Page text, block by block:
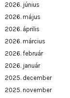
2026. június
2026. május
2026. április
2026. március
2026. február
2026. január
2025. december
2025. november